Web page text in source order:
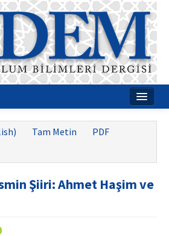
Tam Metin
PDF
Şiiri: Ahmet Haşim ve